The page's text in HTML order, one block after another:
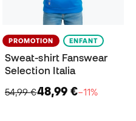
PROMOTION ENFANT
Sweat-shirt Fanswear
Selection Italia
54,99 €48,99 €−11%